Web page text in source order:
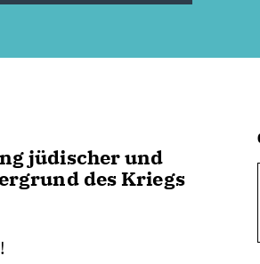
jüdischer und
des Kriegs